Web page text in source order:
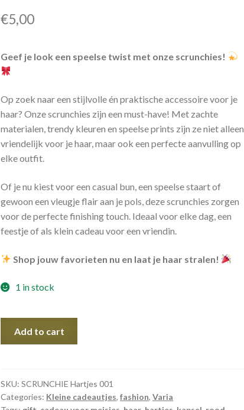
€5,00
Geef je look een speelse twist met onze scrunchies!
Op zoek naar een stijlvolle én praktische accessoire voor je
haar? Onze scrunchies zijn een must-have! Met zachte
materialen, trendy kleuren en speelse prints zijn ze niet alleen
vriendelijk voor je haar, maar ook een perfecte aanvulling op
elke outfit.
Of je nu kiest voor een casual bun, een speelse staart of
gewoon een vleugje flair aan je pols, deze scrunchies zorgen
voor de perfecte finishing touch. Ideaal voor elke dag, een
feestje of als klein cadeau voor een vriendin.
Shop jouw favorieten nu en laat je haar stralen!
1 in stock
Add to cart
SKU:SCRUNCHIE Hartjes 001
Categories: Kleine cadeautjes,fashion,Varia